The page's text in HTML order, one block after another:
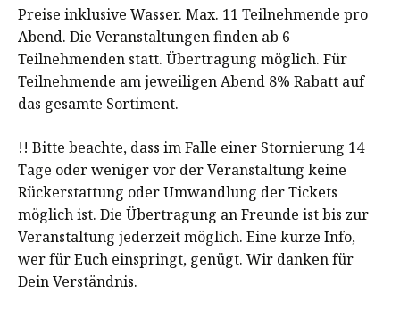
Preise inklusive Wasser. Max. 11 Teilnehmende pro
Abend. Die Veranstaltungen finden ab 6
Teilnehmenden statt. Übertragung möglich. Für
Teilnehmende am jeweiligen Abend 8% Rabatt auf
das gesamte Sortiment.
!! Bitte beachte, dass im Falle einer Stornierung 14
Tage oder weniger vor der Veranstaltung keine
Rückerstattung oder Umwandlung der Tickets
möglich ist. Die Übertragung an Freunde ist bis zur
Veranstaltung jederzeit möglich. Eine kurze Info,
wer für Euch einspringt, genügt. Wir danken für
Dein Verständnis.